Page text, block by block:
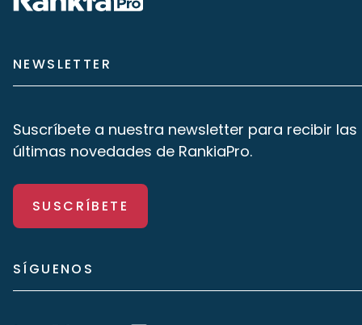
NEWSLETTER
Suscríbete a nuestra newsletter para recibir las
últimas novedades de RankiaPro.
SUSCRÍBETE
SÍGUENOS